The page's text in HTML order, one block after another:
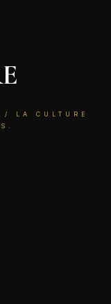
/ LA CULTURE